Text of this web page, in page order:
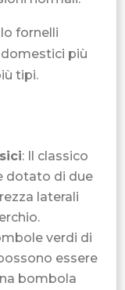
fornelli
più
tipi.
: Il classico
dotato di due
laterali
verdi di
essere
bombola